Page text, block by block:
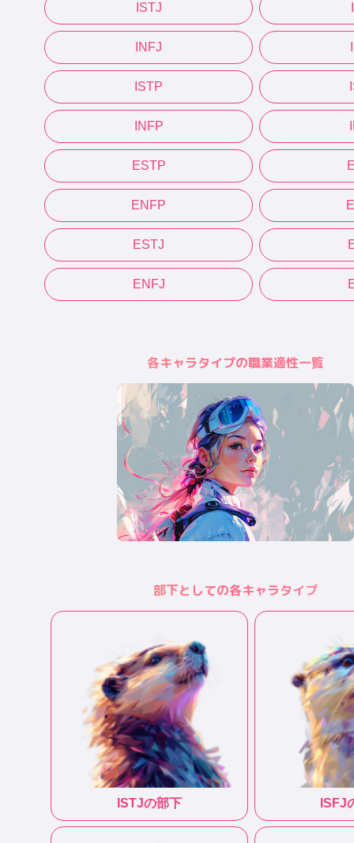
ISTJ
INFJ
ISTP
INFP
ESTP
ENFP
ESTJ
ENFJ
各キャラタイプの職業適性一覧
部下としての各キャラタイプ
ISTJの部下 ISFJ